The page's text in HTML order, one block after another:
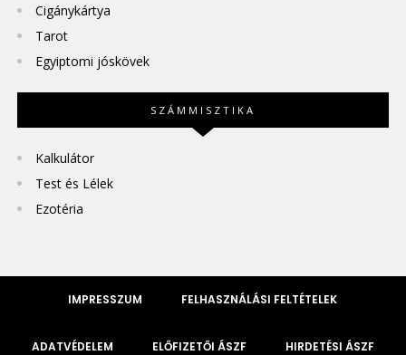
Cigánykártya
Tarot
Egyiptomi jóskövek
SZÁMMISZTIKA
Kalkulátor
Test és Lélek
Ezotéria
IMPRESSZUM FELHASZNÁLÁSI FELTÉTELEK
ADATVÉDELEM ELŐFIZETŐI ÁSZF HIRDETÉSI ÁSZF